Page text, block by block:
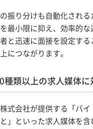
振り分けも自動化される
最小限に抑え、効率的な
と迅速に面接を設定する
につながります。
種類以上の求人媒体に
式会社が提供する「バイ
」といった求人媒体を含